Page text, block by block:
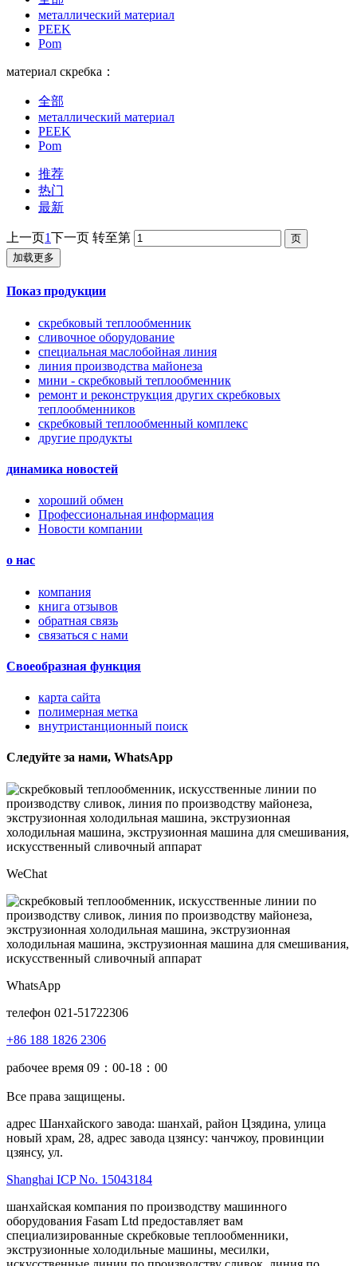
металлический материал
PEEK
Pom
материал скребка：
全部
металлический материал
PEEK
Pom
推荐
热门
最新
上一页1下一页 转至第
加载更多
Показ продукции
скребковый теплообменник
сливочное оборудование
специальная маслобойная линия
линия производства майонеза
мини - скребковый теплообменник
ремонт и реконструкция других скребковых
теплообменников
скребковый теплообменный комплекс
другие продукты
динамика новостей
хороший обмен
Профессиональная информация
Новости компании
о нас
компания
книга отзывов
обратная связь
связаться с нами
Своеобразная функция
карта сайта
полимерная метка
внутристанционный поиск
Следуйте за нами, WhatsApp
WeChat
WhatsApp
телефон 021-51722306
+86 188 1826 2306
рабочее время 09：00-18：00
Все права защищены.
адрес Шанхайского завода: шанхай, район Цзядина, улица
новый храм, 28, адрес завода цзянсу: чанчжоу, провинции
цзянсу, ул.
Shanghai ICP No. 15043184
шанхайская компания по производству машинного
оборудования Fasam Ltd предоставляет вам
специализированные скребковые теплообменники,
экструзионные холодильные машины, месилки,